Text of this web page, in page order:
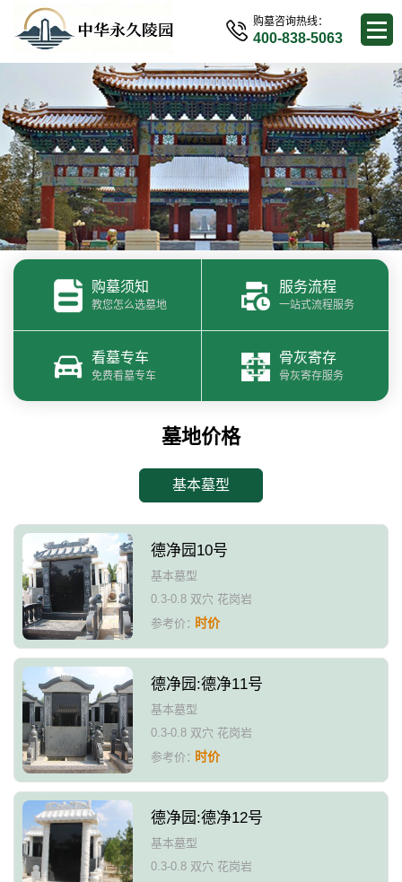
购墓咨询热线：
400-838-5063
购墓须知
教您怎么选墓地
服务流程
一站式流程服务
看墓专车
免费看墓专车
骨灰寄存
骨灰寄存服务
墓地价格
基本墓型
德净园10号
基本墓型
0.3-0.8 双穴 花岗岩
参考价：时价
德净园:德净11号
基本墓型
0.3-0.8 双穴 花岗岩
参考价：时价
德净园:德净12号
基本墓型
0.3-0.8 双穴 花岗岩